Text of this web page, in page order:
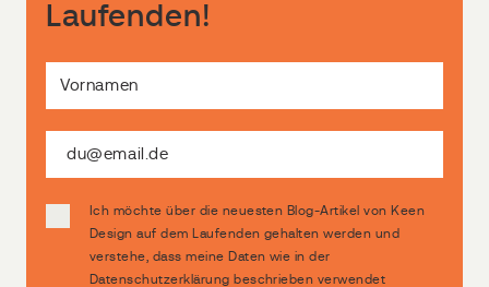
Laufenden!
Ich möchte über die neuesten Blog-Artikel von Keen
Design auf dem Laufenden gehalten werden und
verstehe, dass meine Daten wie in der
Datenschutzerklärung beschrieben verwendet